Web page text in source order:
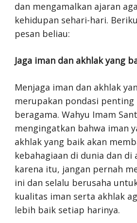
dan mengamalkan ajaran
kehidupan sehari-hari.
pesan beliau:
Jaga iman dan akhlak yang
Menjaga iman dan akhlak
merupakan pondasi
beragama. Wahyu Imam
mengingatkan bahwa iman
akhlak yang baik akan
kebahagiaan di dunia dan di
karena itu, jangan pernah
ini dan selalu berusaha
kualitas iman serta akhlak
lebih baik setiap harinya.